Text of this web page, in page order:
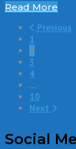
Read More
Previous
1
2
3
4
…
10
Next
Social